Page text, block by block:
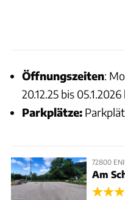
Öffnungszeiten:
20.12.25 bis
Parkplätze:
72800
Am